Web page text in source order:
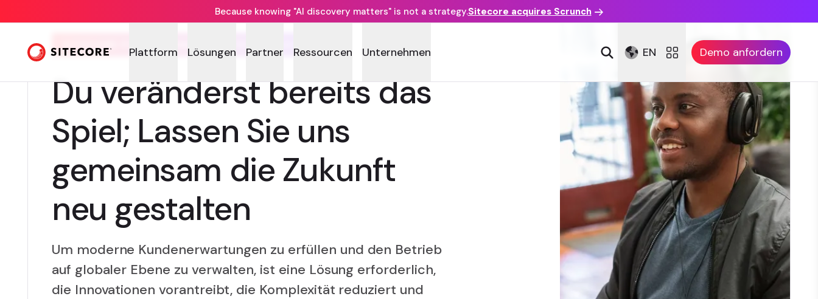
Because knowing "AI discovery matters" is not a strategy.Sitecore acquires Scrunch
Plattform Lösungen Partner Ressourcen Unternehmen EN Demo anfordern
SITECORE FÜR INFORMATIONSTECHNOLOGIE
Du veränderst bereits das
Spiel; Lassen Sie uns
gemeinsam die Zukunft
neu gestalten
Um moderne Kundenerwartungen zu erfüllen und den Betrieb
auf globaler Ebene zu verwalten, ist eine Lösung erforderlich,
die Innovationen vorantreibt, die Komplexität reduziert und